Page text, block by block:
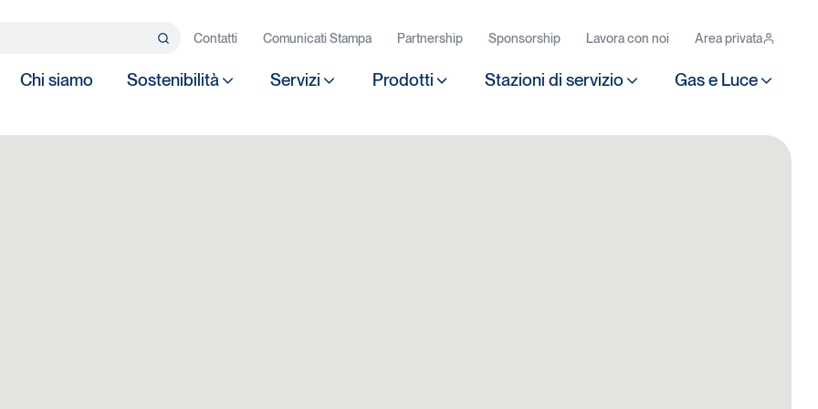
Chi siamo Sostenibilità Servizi Prodotti Stazioni di servizio Gas e Luce
SearchContatti Comunicati Stampa Partnership Sponsorship Lavora con noi Area privata